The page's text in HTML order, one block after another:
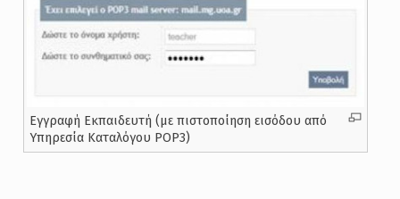
Εγγραφή Εκπαιδευτή (με πιστοποίηση εισόδου από
Υπηρεσία Καταλόγου POP3)